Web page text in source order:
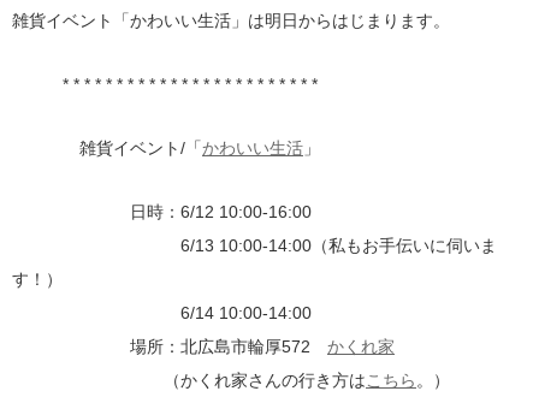
雑貨イベント「かわいい生活」は明日からはじまります。
* * * * * * * * * * * * * * * * * * * * * * * *
雑貨イベント/「かわいい生活 」
日時：6/12 10:00-16:00
6/13 10:00-14:00（私もお手伝いに伺いま
す！）
6/14 10:00-14:00
場所：北広島市輪厚572 かくれ家
（かくれ家さんの行き方はこちら 。）